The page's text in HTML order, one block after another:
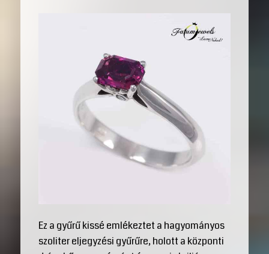
Ez a gyűrű kissé emlékeztet a hagyományos
szoliter eljegyzési gyűrűre, holott a központi